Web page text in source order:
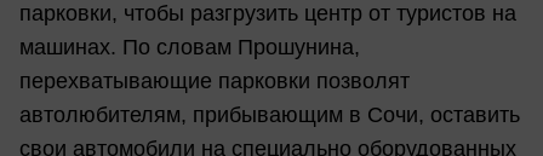
парковки, чтобы разгрузить центр от туристов на
машинах. По словам Прошунина,
перехватывающие парковки позволят
автолюбителям, прибывающим в Сочи, оставить
свои автомобили на специально оборудованных